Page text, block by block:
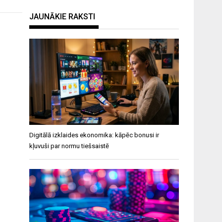
JAUNĀKIE RAKSTI
Digitālā izklaides ekonomika: kāpēc bonusi ir
kļuvuši par normu tiešsaistē